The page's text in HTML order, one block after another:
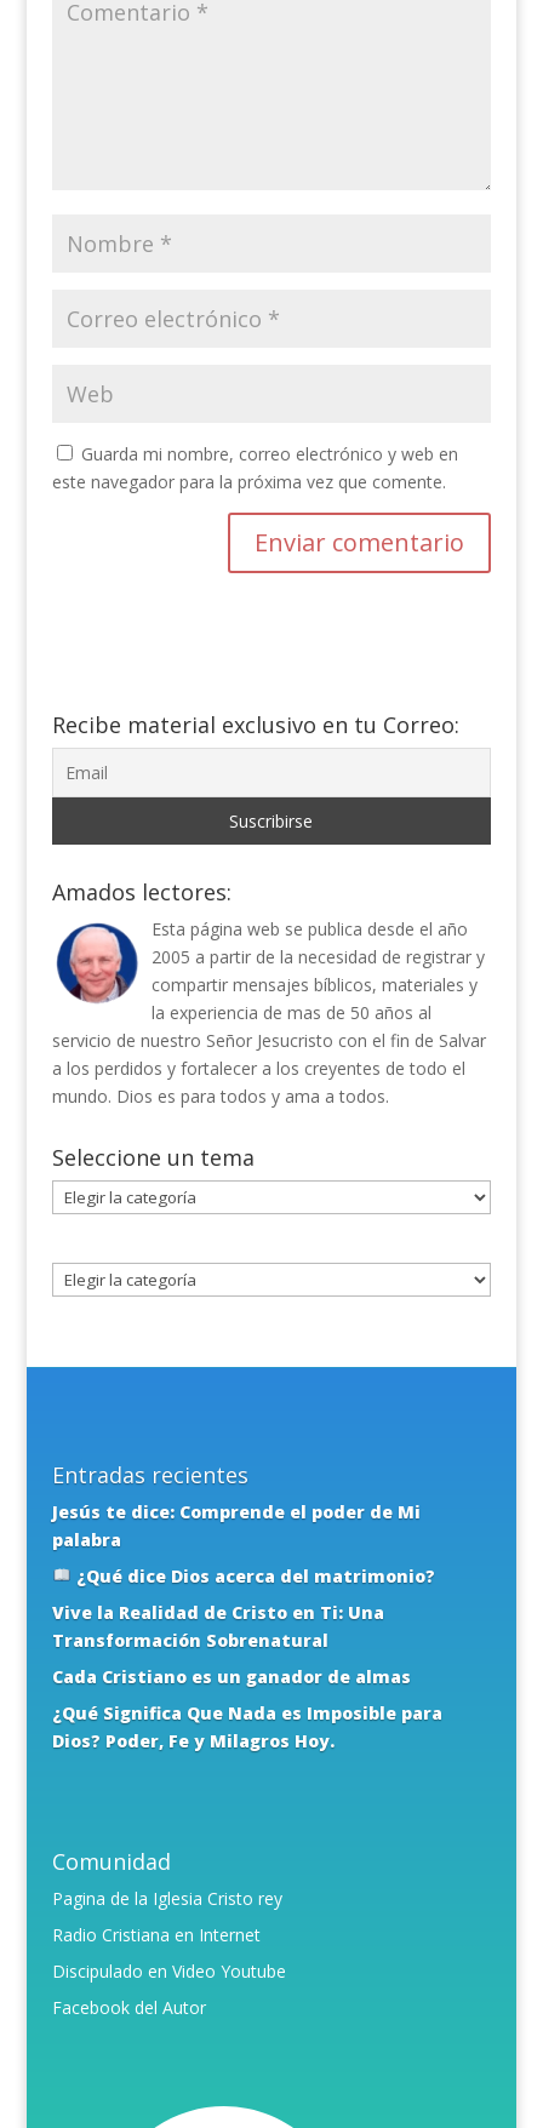
Guarda mi nombre, correo electrónico y web en
este navegador para la próxima vez que comente.
Recibe material exclusivo en tu Correo:
Amados lectores:
Esta página web se publica desde el año
2005 a partir de la necesidad de registrar y
compartir mensajes bíblicos, materiales y
la experiencia de mas de 50 años al
servicio de nuestro Señor Jesucristo con el fin de Salvar
a los perdidos y fortalecer a los creyentes de todo el
mundo. Dios es para todos y ama a todos.
Seleccione un tema
Seleccione
un
Entradas recientes
Jesús te dice: Comprende el poder de Mi
palabra
¿Qué dice Dios acerca del matrimonio?
Vive la Realidad de Cristo en Ti: Una
Transformación Sobrenatural
Cada Cristiano es un ganador de almas
¿Qué Significa Que Nada es Imposible para
Dios? Poder, Fe y Milagros Hoy.
Comunidad
Pagina de la Iglesia Cristo rey
Radio Cristiana en Internet
Discipulado en Video Youtube
Facebook del Autor